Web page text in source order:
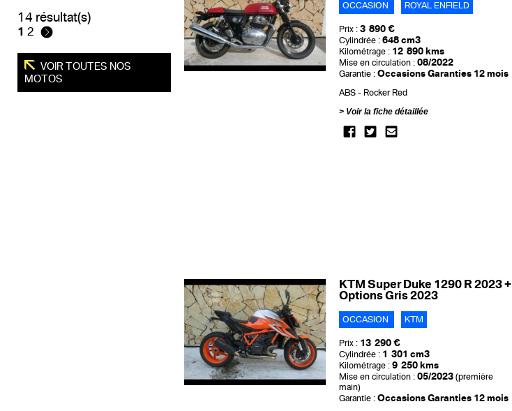
14 résultat(s)
1 2
VOIR TOUTES NOS
MOTOS
OCCASION ROYAL ENFIELD
Prix : 3 890 €
Cylindrée : 648 cm3
Kilométrage : 12 890 kms
Mise en circulation : 08/2022
Garantie : Occasions Garanties 12 mois
ABS
Rocker Red
Voir la fiche détaillée
KTM Super Duke 1290 R 2023 +
Options Gris 2023
OCCASION KTM
Prix : 13 290 €
Cylindrée : 1 301 cm3
Kilométrage : 9 250 kms
Mise en circulation : 05/2023 (première
main)
Garantie : Occasions Garanties 12 mois